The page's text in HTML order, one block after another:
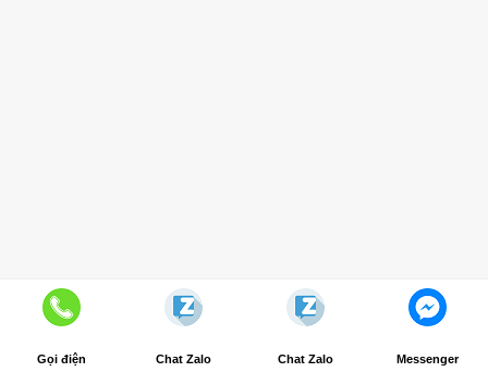
Giới Thiệu Nội Thất Office Liên Hệ
Gọi điện Chat Zalo Chat Zalo Messenger